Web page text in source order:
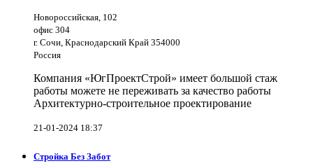
Новороссийская, 102
офис 304
г. Сочи, Краснодарский Край 354000
Россия
Компания «ЮгПроектСтрой» имеет большой стаж
работы можете не переживать за качество работы
Архитектурно-строительное проектирование
21-01-2024 18:37
Стройка Без Забот